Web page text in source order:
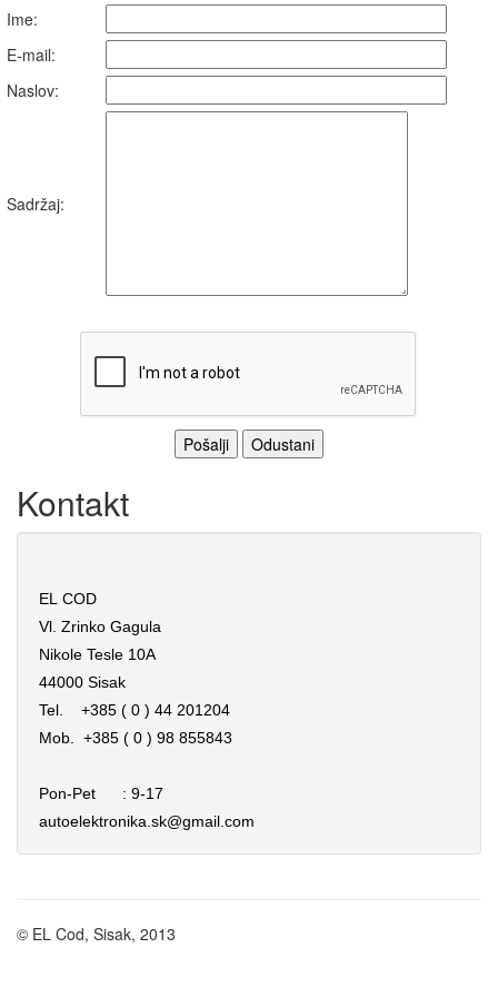
Ime:
E-mail:
Naslov:
Sadržaj:
Kontakt
EL COD
Vl. Zrinko Gagula
Nikole Tesle 10A
44000 Sisak
Tel. +385 ( 0 ) 44 201204
Mob. +385 ( 0 ) 98 855843
Pon-Pet : 9-17
autoelektronika.sk@gmail.com
© EL Cod, Sisak, 2013